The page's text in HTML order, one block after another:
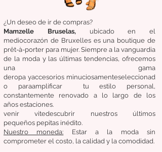
¿Un deseo de ir de compras?
Mamzelle Bruselas, ubicado en el
mediocorazón de Bruxelles es una boutique de
prêt-à-porter para mujer. Siempre a la vanguardia
de la moda y las últimas tendencias, ofrecemos
una gama
deropa yaccesorios minuciosamenteseleccionad
o paraamplificartu estilo personal,
constantemente renovado a lo largo de los
años estaciones.
venir vitedescubrir nuestros últimos
pequeños pepitas inédito.
Nuestro moneda:
Estar a la moda sin
comprometer el costo, la calidad y la comodidad.